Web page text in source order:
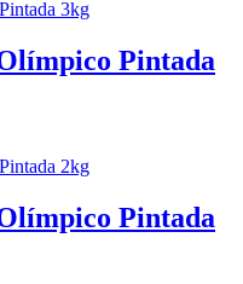
Pintada
Pintada